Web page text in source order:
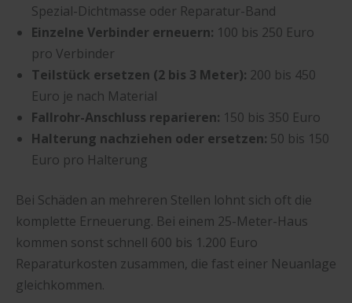
Spezial-Dichtmasse oder Reparatur-Band
Einzelne Verbinder erneuern: 100 bis 250 Euro
pro Verbinder
Teilstück ersetzen (2 bis 3 Meter): 200 bis 450
Euro je nach Material
Fallrohr-Anschluss reparieren: 150 bis 350 Euro
Halterung nachziehen oder ersetzen: 50 bis 150
Euro pro Halterung
Bei Schäden an mehreren Stellen lohnt sich oft die
komplette Erneuerung. Bei einem 25-Meter-Haus
kommen sonst schnell 600 bis 1.200 Euro
Reparaturkosten zusammen, die fast einer Neuanlage
gleichkommen.